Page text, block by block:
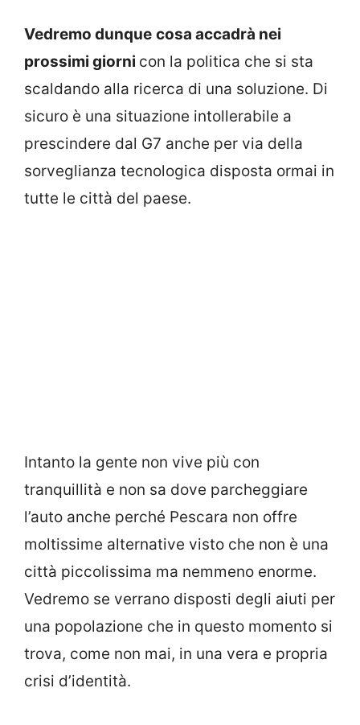
Vedremo dunque cosa accadrà nei
prossimi giorni con la politica che si sta
scaldando alla ricerca di una soluzione. Di
sicuro è una situazione intollerabile a
prescindere dal G7 anche per via della
sorveglianza tecnologica disposta ormai in
tutte le città del paese.
Intanto la gente non vive più con
tranquillità e non sa dove parcheggiare
l’auto anche perché Pescara non offre
moltissime alternative visto che non è una
città piccolissima ma nemmeno enorme.
Vedremo se verrano disposti degli aiuti per
una popolazione che in questo momento si
trova, come non mai, in una vera e propria
crisi d’identità.